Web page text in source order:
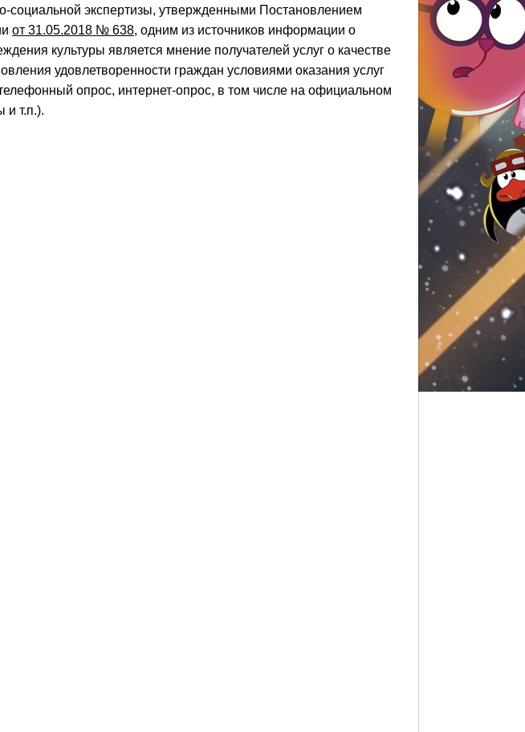
экспертизы, утвержденными Постановлением
от 31.05.2018 № 638, одним из источников информации о
культуры является мнение получателей услуг о качестве
удовлетворенности граждан условиями оказания услуг
опрос, интернет-опрос, в том числе на официальном
и т.п.).